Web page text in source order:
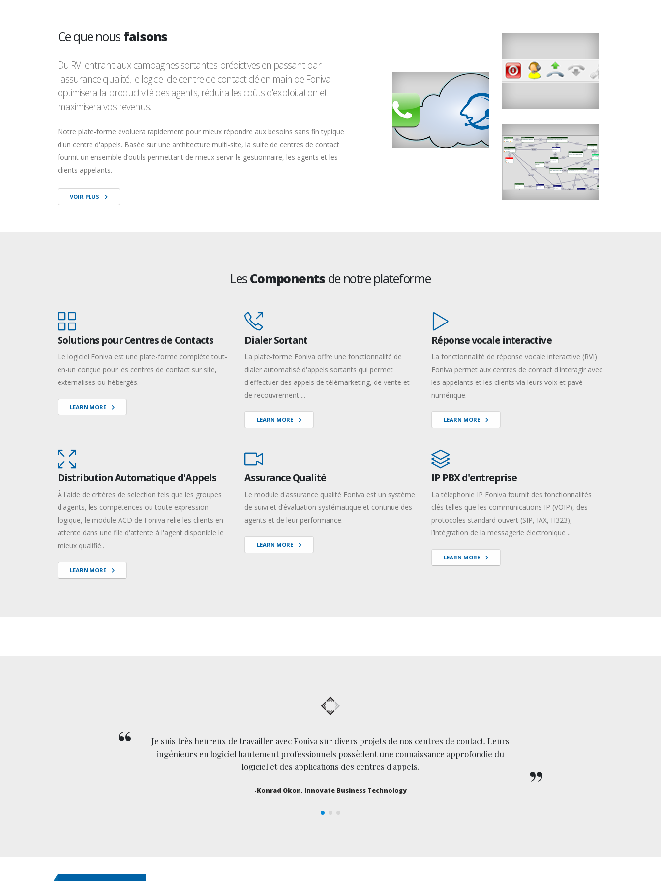
Ce que nous faisons
Du RVI entrant aux campagnes sortantes prédictives en passant par
l'assurance qualité, le logiciel de centre de contact clé en main de Foniva
optimisera la productivité des agents, réduira les coûts d'exploitation et
maximisera vos revenus.
Notre plate-forme évoluera rapidement pour mieux répondre aux besoins sans fin typique
d'un centre d'appels. Basée sur une architecture multi-site, la suite de centres de contact
fournit un ensemble d’outils permettant de mieux servir le gestionnaire, les agents et les
clients appelants.
VOIR PLUS
LesComponentsde notre plateforme
Solutions pour Centres de Contacts
Le logiciel Foniva est une plate-forme complète tout-
en-un conçue pour les centres de contact sur site,
externalisés ou hébergés.
LEARN MORE
Dialer Sortant
La plate-forme Foniva offre une fonctionnalité de
dialer automatisé d'appels sortants qui permet
d'effectuer des appels de télémarketing, de vente et
de recouvrement ...
LEARN MORE
Réponse vocale interactive
La fonctionnalité de réponse vocale interactive (RVI)
Foniva permet aux centres de contact d'interagir avec
les appelants et les clients via leurs voix et pavé
numérique.
LEARN MORE
Distribution Automatique d'Appels
À l'aide de critères de selection tels que les groupes
d'agents, les compétences ou toute expression
logique, le module ACD de Foniva relie les clients en
attente dans une file d'attente à l'agent disponible le
mieux qualifié..
LEARN MORE
Assurance Qualité
Le module d'assurance qualité Foniva est un système
de suivi et d’évaluation systématique et continue des
agents et de leur performance.
LEARN MORE
IP PBX d'entreprise
La téléphonie IP Foniva fournit des fonctionnalités
clés telles que les communications IP (VOIP), des
protocoles standard ouvert (SIP, IAX, H323),
l’intégration de la messagerie électronique ...
LEARN MORE
Je suis très heureux de travailler avec Foniva sur divers projets de nos centres de contact. Leurs
ingénieurs en logiciel hautement professionnels possèdent une connaissance approfondie du
logiciel et des applications des centres d'appels.
-Konrad Okon, Innovate Business Technology